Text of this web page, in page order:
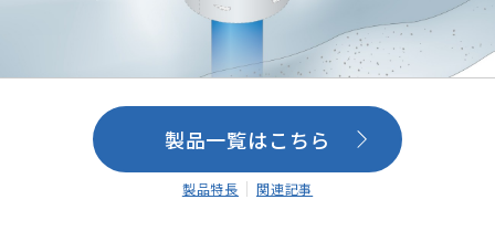
製品一覧はこちら
製品特長 関連記事